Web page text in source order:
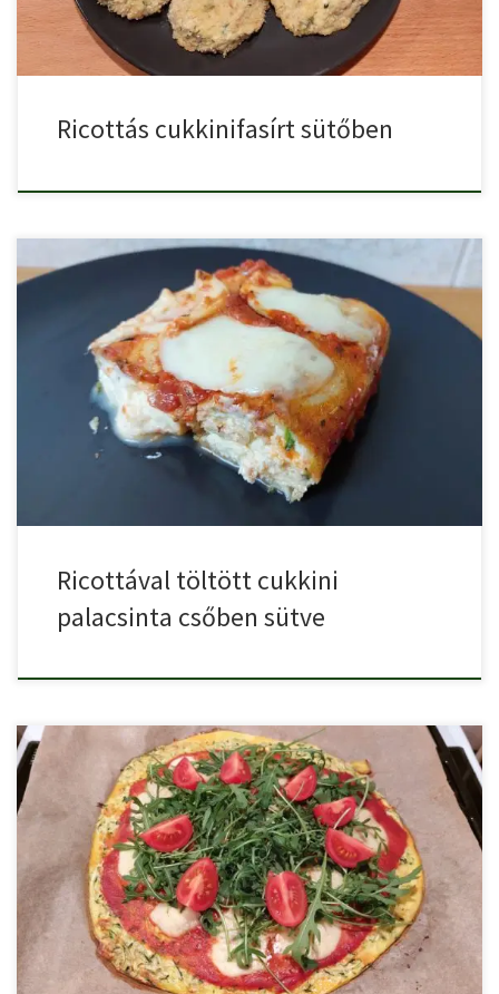
Ricottás cukkinifasírt sütőben
Ricottával töltött cukkini palacsinta csőben sütve egy vega,
húsmentes, nagyon […]
Ricottával töltött cukkini
palacsinta csőben sütve
Az a legjobb a cukkiniben, hogy nagyon sokféle képpen lehet […]